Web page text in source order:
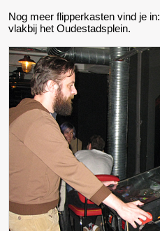
Nog meer flipperkasten vind je in:
vlakbij het Oudestadsplein.